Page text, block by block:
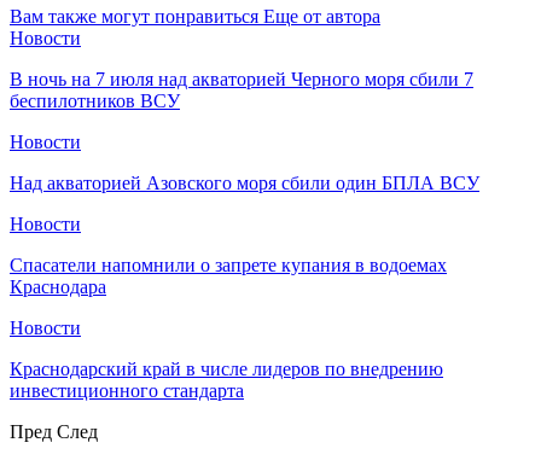
Вам также могут понравиться Еще от автора
Новости
В ночь на 7 июля над акваторией Черного моря сбили 7
беспилотников ВСУ
Новости
Над акваторией Азовского моря сбили один БПЛА ВСУ
Новости
Спасатели напомнили о запрете купания в водоемах
Краснодара
Новости
Краснодарский край в числе лидеров по внедрению
инвестиционного стандарта
Пред След